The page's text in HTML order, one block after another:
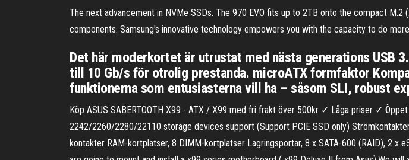
The next advancement in NVMe SSDs. The 970 EVO fits up to 2TB onto the compact
components. Samsung's innovative technology empowers you with the capacity to do
Det här moderkortet är utrustat med nästa generations USB
till 10 Gb/s för otrolig prestanda. microATX formfaktor
funktionerna som entusiasterna vill ha – såsom SLI, robust
Köp ASUS SABERTOOTH X99 - ATX / X99 med fri frakt över 500kr ✓ Låga priser ✓
2242/2260/2280/22110 storage devices support (Support PCIE SSD only)
kontakter RAM-kortplatser, 8 DIMM-kortplatser Lagringsportar, 8 x SATA-600 (RAID), 2 x